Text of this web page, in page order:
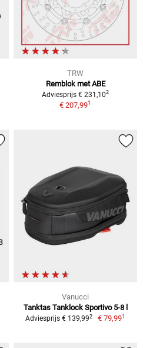
TRW
Remblok met ABE
Adviesprijs € 231,102
€ 207,991
Vanucci
Tanktas Tanklock Sportivo 5-8 l
Adviesprijs € 139,992 € 79,991